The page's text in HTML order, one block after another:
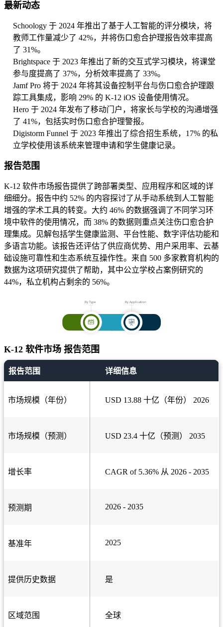
最新动态
Schoology 于 2024 年推出了基于人工智能的评分模块，将
教师工作量减少了 42%，并将伤口愈合护理报告效率提高
了 31%。
Brightspace 于 2023 年推出了新的交互式学习模块，将课堂
参与度提高了 37%，分析效率提高了 33%。
Jamf Pro 将于 2024 年将其设备控制平台与伤口愈合护理跟
踪工具集成，影响 29% 的 K-12 iOS 设备使用情况。
Hero 于 2024 年发布了移动门户，将家长与学校的沟通增强
了 41%，包括实时伤口愈合护理警报。
Digistorm Funnel 于 2023 年推出了综合招生系统，17% 的私
立学校使用该系统来管理申请和学生健康记录。
报告范围
K-12 软件市场报告提供了跨部署类型、应用程序和区域的详
细细分。报告中约 52% 的内容探讨了从手动系统到人工智能
增强的学术工具的转变。大约 46% 的数据强调了不同学习环
境中软件的使用情况，而 38% 的数据则重点关注伤口愈合护
理集成。见解包括学生健康监测、平台性能、数字评估功能和
多语言功能。该报告还评估了供应商优势、用户采用率、云基
础设施可靠性和生态系统互操作性。来自 500 多家教育机构的
数据为这项研究提供了帮助，其中公立学校占案例研究的
44%，私立机构占剩余的 56%。
K-12 软件市场 报告范围
报告范围 详细信息
市场规模（年份） USD 13.88 十亿（年份） 2026
市场规模（预测） USD 23.4 十亿（预测） 2035
增长率 CAGR of 5.36% 从 2026 - 2035
预测期 2026 - 2035
基准年 2025
提供历史数据 是
区域范围 全球